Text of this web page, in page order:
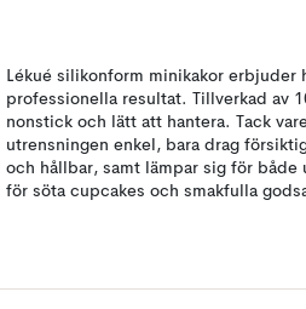
Lékué silikonform minikakor erbjuder
professionella resultat. Tillverkad av
nonstick och lätt att hantera. Tack
utrensningen enkel, bara drag
och hållbar, samt lämpar sig för både
för söta cupcakes och smakfulla